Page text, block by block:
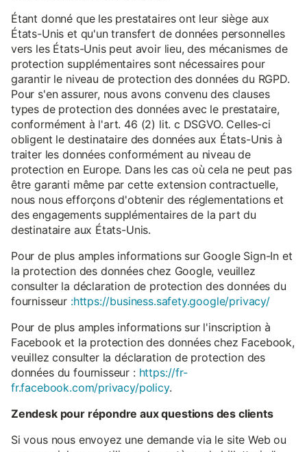
Étant donné que les prestataires ont leur siège aux
États-Unis et qu'un transfert de données personnelles
vers les États-Unis peut avoir lieu, des mécanismes de
protection supplémentaires sont nécessaires pour
garantir le niveau de protection des données du RGPD.
Pour s'en assurer, nous avons convenu des clauses
types de protection des données avec le prestataire,
conformément à l'art. 46 (2) lit. c DSGVO. Celles-ci
obligent le destinataire des données aux États-Unis à
traiter les données conformément au niveau de
protection en Europe. Dans les cas où cela ne peut pas
être garanti même par cette extension contractuelle,
nous nous efforçons d'obtenir des réglementations et
des engagements supplémentaires de la part du
destinataire aux États-Unis.
Pour de plus amples informations sur Google Sign-In et
la protection des données chez Google, veuillez
consulter la déclaration de protection des données du
fournisseur :https://business.safety.google/privacy/
Pour de plus amples informations sur l'inscription à
Facebook et la protection des données chez Facebook,
veuillez consulter la déclaration de protection des
données du fournisseur : https://fr-
fr.facebook.com/privacy/policy.
Zendesk pour répondre aux questions des clients
Si vous nous envoyez une demande via le site Web ou